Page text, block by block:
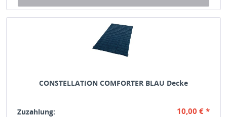
CONSTELLATION COMFORTER BLAU Decke
Zuzahlung: 10,00 € *